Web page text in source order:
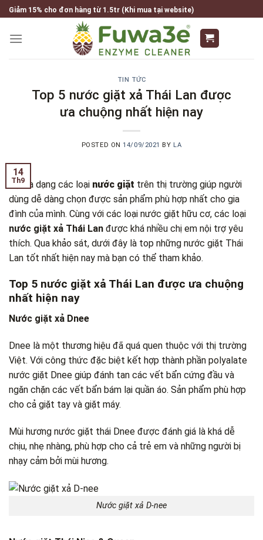
Skip
to
content
Giảm 15% cho đơn hàng từ 1.5tr (Khi mua tại website)
TIN TỨC
Top 5 nước giặt xả Thái Lan được
ưa chuộng nhất hiện nay
POSTED ON14/09/2021 BY LA
14
Th9
Sự đa dạng các loại nước giặt trên thị trường giúp người
dùng dễ dàng chọn được sản phẩm phù hợp nhất cho gia
đình của mình. Cùng với các loại nước giặt hữu cơ, các loại
nước giặt xả Thái Lan được khá nhiều chị em nội trợ yêu
thích. Qua khảo sát, dưới đây là top những nước giặt Thái
Lan tốt nhất hiện nay mà bạn có thể tham khảo.
Top 5 nước giặt xả Thái Lan được ưa chuộng
nhất hiện nay
Nước giặt xả Dnee
Dnee là một thương hiệu đã quá quen thuộc với thị trường
Việt. Với công thức đặc biệt kết hợp thành phần polyalate
nước giặt Dnee giúp đánh tan các vết bẩn cứng đầu và
ngăn chặn các vết bẩn bám lại quần áo. Sản phẩm phù hợp
cho cả giặt tay và giặt máy.
Mùi hương nước giặt thái Dnee được đánh giá là khá dễ
chịu, nhẹ nhàng, phù hợp cho cả trẻ em và những người bị
nhạy cảm bởi mùi hương.
Nước giặt xả D-nee